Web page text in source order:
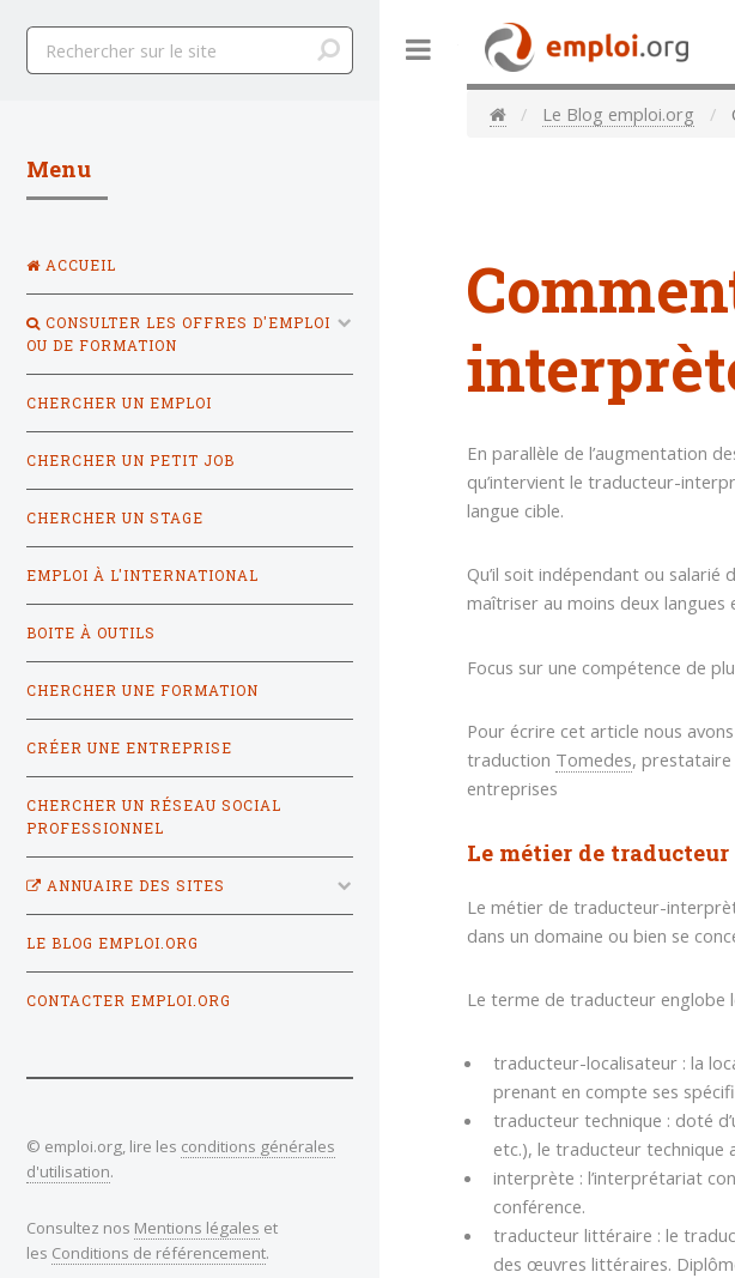
Le Blog emploi.org
En parallèle de l’augmentation
qu’intervient le traducteur-
langue cible.
Qu’il soit indépendant ou
maîtriser au moins deux langues
Focus sur une compétence de
Pour écrire cet article nous
traduction Tomedes, prestataire
entreprises
Le métier de traducteur
Le métier de traducteur-
dans un domaine ou bien se
Le terme de traducteur englobe
traducteur-localisateur : la
prenant en compte ses
traducteur technique : doté
etc.), le traducteur technique
interprète : l’interprétariat
conférence.
traducteur littéraire : le
des œuvres littéraires.
Menu
ACCUEIL
CONSULTER LES OFFRES D'EMPLOI
OU DE FORMATION
CHERCHER UN EMPLOI
CHERCHER UN PETIT JOB
CHERCHER UN STAGE
EMPLOI À L'INTERNATIONAL
BOITE À OUTILS
CHERCHER UNE FORMATION
CRÉER UNE ENTREPRISE
CHERCHER UN RÉSEAU SOCIAL
PROFESSIONNEL
ANNUAIRE DES SITES
LE BLOG EMPLOI.ORG
CONTACTER EMPLOI.ORG
© emploi.org, lire les conditions générales
d'utilisation.
Consultez nos Mentions légales et
les Conditions de référencement.
Toggle